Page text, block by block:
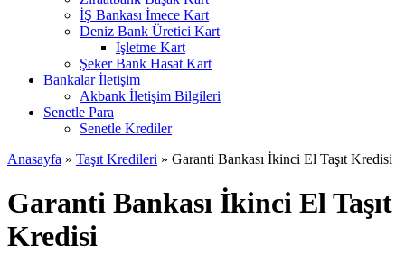
İŞ Bankası İmece Kart
Deniz Bank Üretici Kart
İşletme Kart
Şeker Bank Hasat Kart
Bankalar İletişim
Akbank İletişim Bilgileri
Senetle Para
Senetle Krediler
Anasayfa » Taşıt Kredileri » Garanti Bankası İkinci El Taşıt Kredisi
Garanti Bankası İkinci El Taşıt
Kredisi